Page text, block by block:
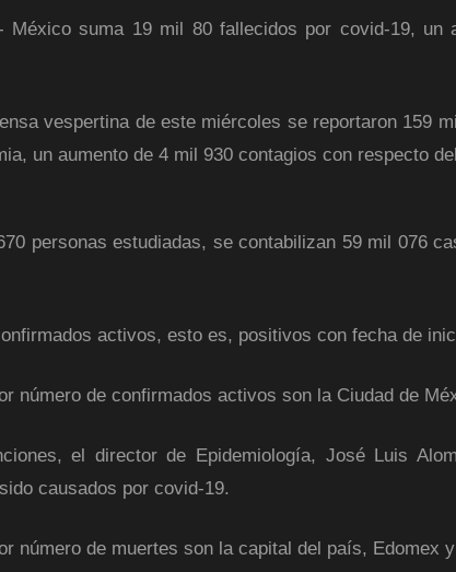
México suma 19 mil 80 fallecidos por covid-19,
vespertina de este miércoles se reportaron 159
un aumento de 4 mil 930 contagios con respecto
personas estudiadas, se contabilizan 59 mil 076
activos, esto es, positivos con fecha de
número de confirmados activos son la Ciudad de
el director de Epidemiología, José Luis
causados por covid-19.
número de muertes son la capital del país, Edomex